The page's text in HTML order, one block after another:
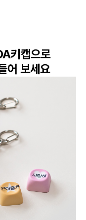
키캡으로
어 보세요